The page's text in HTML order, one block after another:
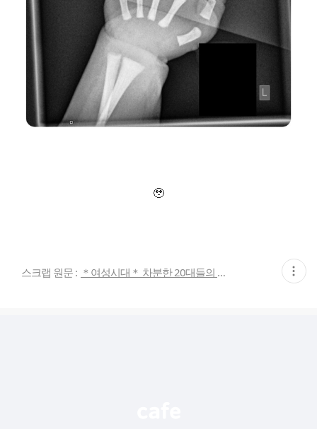
🥹
스크랩 원문 : ＊여성시대＊ 차분한 20대들의 알흠다운 공간 현
재